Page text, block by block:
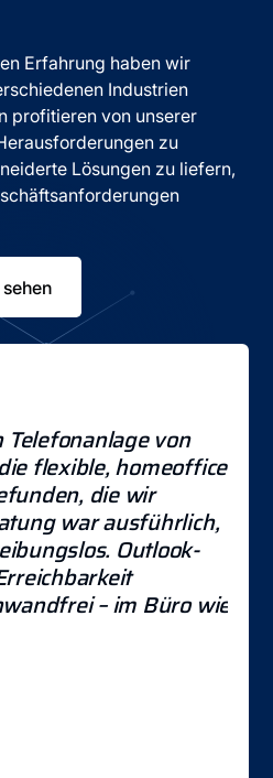
Erfahrung haben wir
Industrien
profitieren von unserer
zu
Lösungen zu liefern,
von
flexible, homeoffice-
die wir
war ausführlich,
Outlook-
– im Büro wie